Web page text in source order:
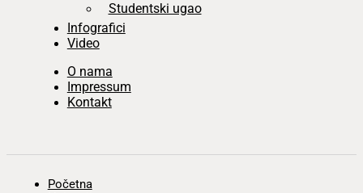
Studentski ugao
Infografici
Video
O nama
Impressum
Kontakt
Početna